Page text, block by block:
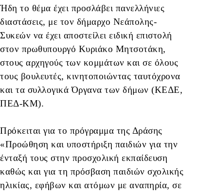
Ήδη το θέμα έχει προσλάβει πανελλήνιες
διαστάσεις, με τον δήμαρχο Νεάπολης-
Συκεών να έχει αποστείλει ειδική επιστολή
στον πρωθυπουργό Κυριάκο Μητσοτάκη,
στους αρχηγούς των κομμάτων και σε όλους
τους βουλευτές, κινητοποιώντας ταυτόχρονα
και τα συλλογικά Όργανα των δήμων (ΚΕΔΕ,
ΠΕΔ-ΚΜ).
Πρόκειται για το πρόγραμμα της Δράσης
«Προώθηση και υποστήριξη παιδιών για την
ένταξή τους στην προσχολική εκπαίδευση
καθώς και για τη πρόσβαση παιδιών σχολικής
ηλικίας, εφήβων και ατόμων με αναπηρία, σε